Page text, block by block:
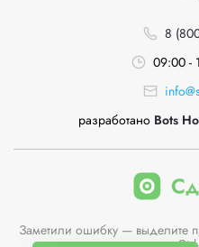
8
09:00 -
разработано Bots
Заметили ошибку — выделите